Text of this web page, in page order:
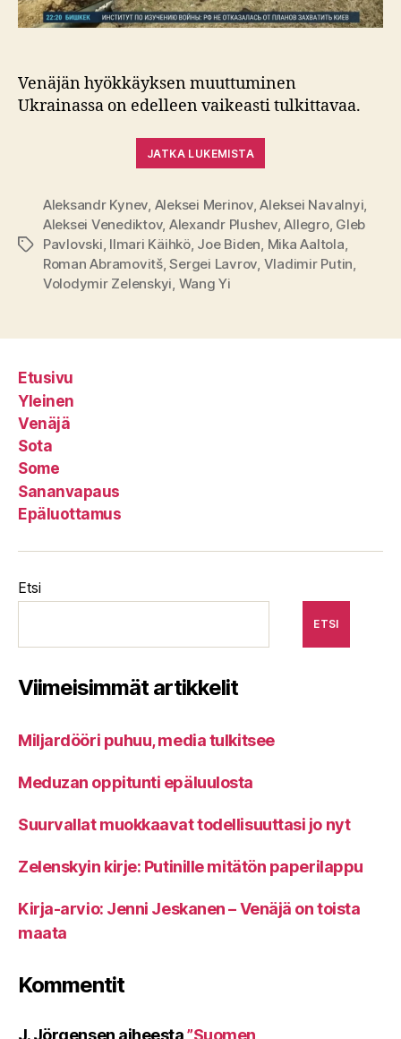
Venäjän hyökkäyksen muuttuminen
Ukrainassa on edelleen vaikeasti tulkittavaa.
JATKA LUKEMISTA
Avainsanat
Aleksandr Kynev, Aleksei Merinov,Aleksei Navalnyi,
Aleksei Venediktov, Alexandr Plushev,Allegro, Gleb
Pavlovski, Ilmari Käihkö, Joe Biden, Mika Aaltola,
Roman Abramovitš,Sergei Lavrov, Vladimir Putin,
Volodymir Zelenskyi, Wang Yi
Etusivu
Yleinen
Venäjä
Sota
Some
Sananvapaus
Epäluottamus
Etsi
ETSI
Viimeisimmät artikkelit
Miljardööri puhuu, media tulkitsee
Meduzan oppitunti epäluulosta
Suurvallat muokkaavat todellisuuttasi jo nyt
Zelenskyin kirje: Putinille mitätön paperilappu
Kirja-arvio: Jenni Jeskanen – Venäjä on toista
maata
Kommentit
J. Jörgensen aiheesta”Suomen